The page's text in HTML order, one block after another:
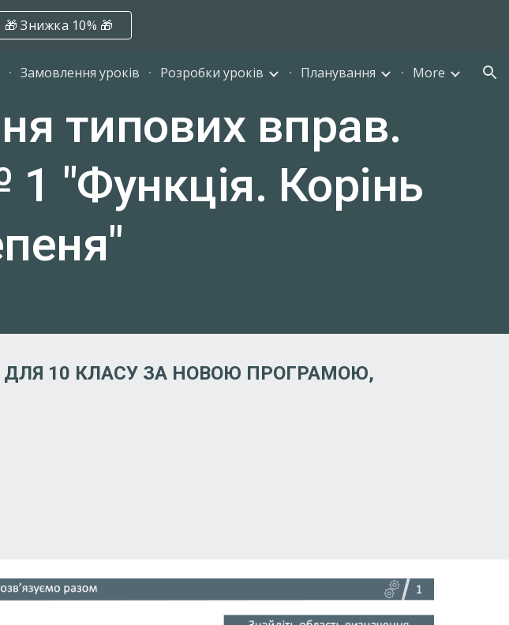
Skip to navigation
🎁 Знижка 10% 🎁
Замовлення уроків Розробки уроків Планування More
типових вправ.
"Функція. Корінь
10 КЛАСУ ЗА НОВОЮ ПРОГРАМОЮ,